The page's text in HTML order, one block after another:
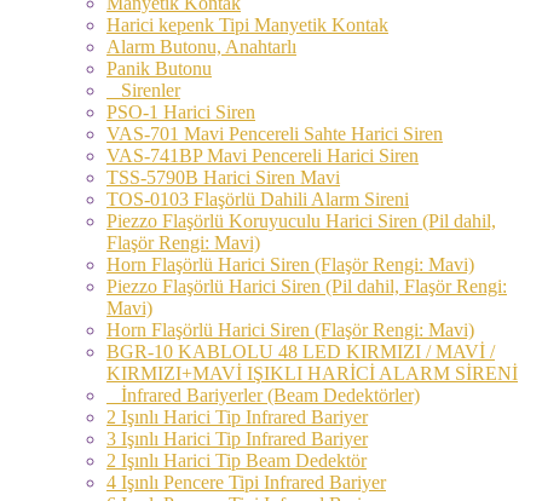
Harici kepenk Tipi Manyetik Kontak
Alarm Butonu, Anahtarlı
Panik Butonu
Sirenler
PSO-1 Harici Siren
VAS-701 Mavi Pencereli Sahte Harici Siren
VAS-741BP Mavi Pencereli Harici Siren
TSS-5790B Harici Siren Mavi
TOS-0103 Flaşörlü Dahili Alarm Sireni
Piezzo Flaşörlü Koruyuculu Harici Siren (Pil dahil,
Flaşör Rengi: Mavi)
Horn Flaşörlü Harici Siren (Flaşör Rengi: Mavi)
Piezzo Flaşörlü Harici Siren (Pil dahil, Flaşör Rengi:
Mavi)
Horn Flaşörlü Harici Siren (Flaşör Rengi: Mavi)
BGR-10 KABLOLU 48 LED KIRMIZI / MAVİ /
KIRMIZI+MAVİ IŞIKLI HARİCİ ALARM SİRENİ
İnfrared Bariyerler (Beam Dedektörler)
2 Işınlı Harici Tip Infrared Bariyer
3 Işınlı Harici Tip Infrared Bariyer
2 Işınlı Harici Tip Beam Dedektör
4 Işınlı Pencere Tipi Infrared Bariyer